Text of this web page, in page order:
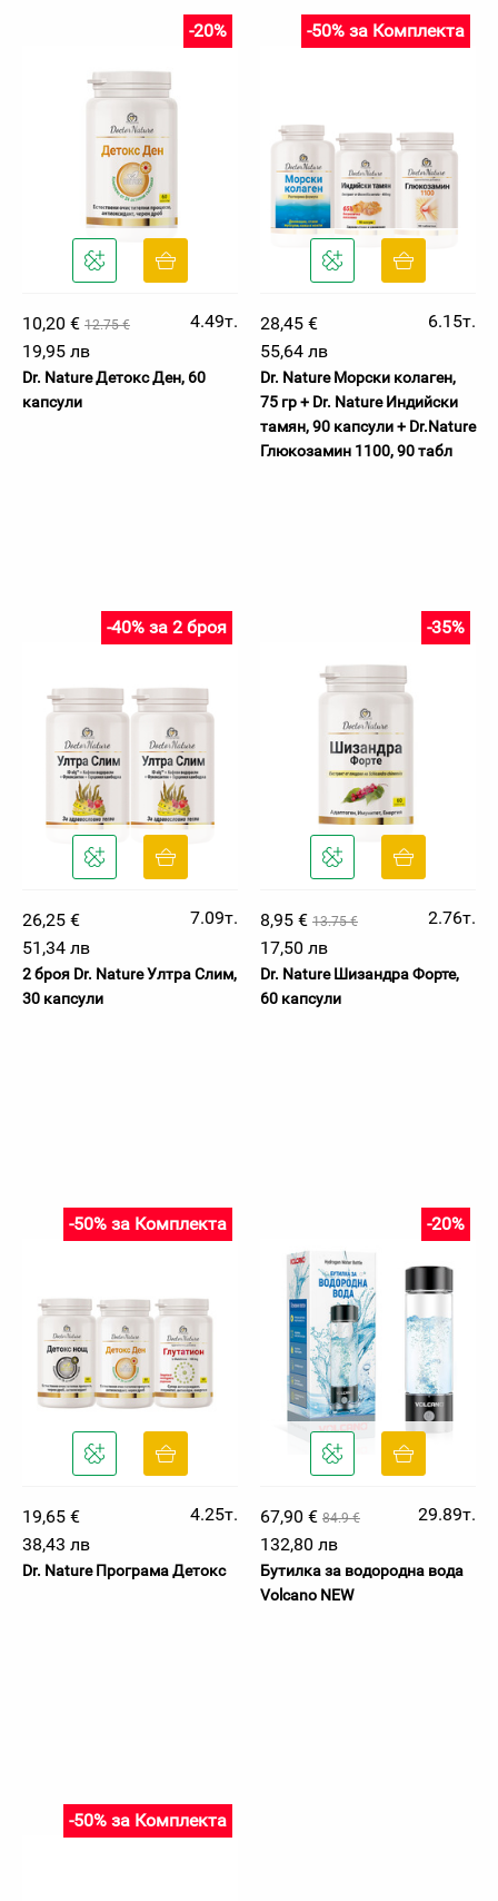
10,20 € 12.75 €
-20%
4.49т.
19,95 лв
Dr. Nature Детокс Ден, 60
капсули
-50% за Комплекта
28,45 €
6.15т.
55,64 лв
Dr. Nature Морски колаген,
75 гр + Dr. Nature Индийски
тамян, 90 капсули + Dr.Nature
Глюкозамин 1100, 90 табл
-40% за 2 броя
26,25 €
7.09т.
51,34 лв
2 броя Dr. Nature Ултра Слим,
30 капсули
8,95 € 13.75 €
-35%
2.76т.
17,50 лв
Dr. Nature Шизандра Форте,
60 капсули
-50% за Комплекта
19,65 €
4.25т.
38,43 лв
Dr. Nature Програма Детокс
67,90 € 84.9 €
-20%
29.89т.
132,80 лв
Бутилка за водородна вода
Volcano NEW
-50% за Комплекта